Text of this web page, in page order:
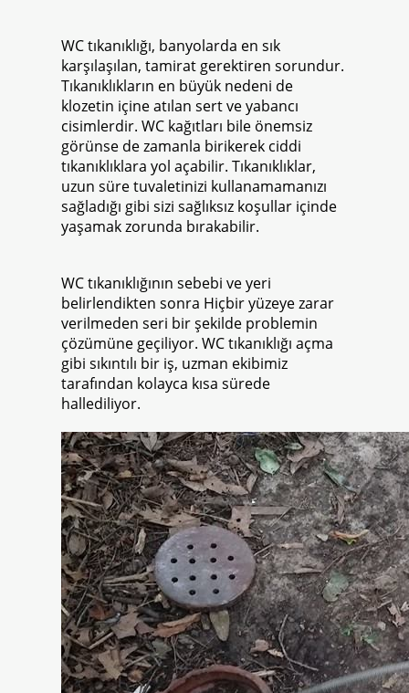
WC tıkanıklığı, banyolarda en sık
karşılaşılan, tamirat gerektiren sorundur.
Tıkanıklıkların en büyük nedeni de
klozetin içine atılan sert ve yabancı
cisimlerdir. WC kağıtları bile önemsiz
görünse de zamanla birikerek ciddi
tıkanıklıklara yol açabilir. Tıkanıklıklar,
uzun süre tuvaletinizi kullanamamanızı
sağladığı gibi sizi sağlıksız koşullar içinde
yaşamak zorunda bırakabilir.
WC tıkanıklığının sebebi ve yeri
belirlendikten sonra Hiçbir yüzeye zarar
verilmeden seri bir şekilde problemin
çözümüne geçiliyor. WC tıkanıklığı açma
gibi sıkıntılı bir iş, uzman ekibimiz
tarafından kolayca kısa sürede
hallediliyor.